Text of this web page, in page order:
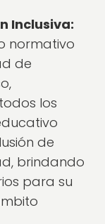
Inclusiva:
normativo
de
los
de
brindando
para su